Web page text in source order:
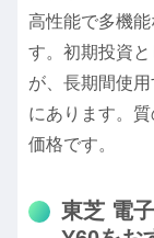
高性能で多機
す。初期投資
が、長期間使
にあります。
価格です。
東芝 電